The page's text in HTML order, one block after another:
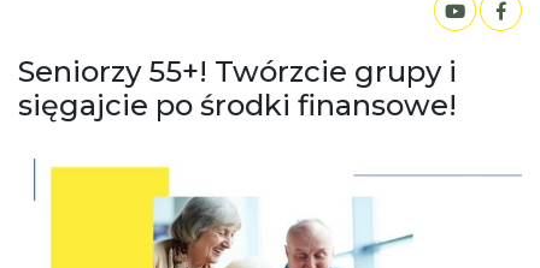
Seniorzy 55+! Twórzcie grupy i
sięgajcie po środki finansowe!